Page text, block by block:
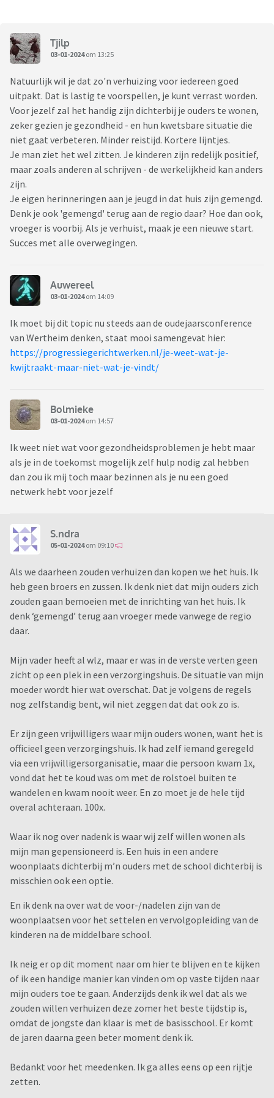
Tjilp
03-01-2024om 13:25
Natuurlijk wil je dat zo'n verhuizing voor iedereen goed
uitpakt. Dat is lastig te voorspellen, je kunt verrast worden.
Voor jezelf zal het handig zijn dichterbij je ouders te wonen,
zeker gezien je gezondheid - en hun kwetsbare situatie die
niet gaat verbeteren. Minder reistijd. Kortere lijntjes.
Je man ziet het wel zitten. Je kinderen zijn redelijk positief,
maar zoals anderen al schrijven - de werkelijkheid kan anders
zijn.
Je eigen herinneringen aan je jeugd in dat huis zijn gemengd.
Denk je ook 'gemengd' terug aan de regio daar? Hoe dan ook,
vroeger is voorbij. Als je verhuist, maak je een nieuwe start.
Succes met alle overwegingen.
Auwereel
03-01-2024om 14:09
Ik moet bij dit topic nu steeds aan de oudejaarsconference
van Wertheim denken, staat mooi samengevat hier:
https://progressiegerichtwerken.nl/je-weet-wat-je-
kwijtraakt-maar-niet-wat-je-vindt/
Bolmieke
03-01-2024om 14:57
Ik weet niet wat voor gezondheidsproblemen je hebt maar
als je in de toekomst mogelijk zelf hulp nodig zal hebben
dan zou ik mij toch maar bezinnen als je nu een goed
netwerk hebt voor jezelf
S.ndra
05-01-2024om 09:10
Als we daarheen zouden verhuizen dan kopen we het huis. Ik
heb geen broers en zussen. Ik denk niet dat mijn ouders zich
zouden gaan bemoeien met de inrichting van het huis. Ik
denk ‘gemengd’ terug aan vroeger mede vanwege de regio
daar.
Mijn vader heeft al wlz, maar er was in de verste verten geen
zicht op een plek in een verzorgingshuis. De situatie van mijn
moeder wordt hier wat overschat. Dat je volgens de regels
nog zelfstandig bent, wil niet zeggen dat dat ook zo is.
Er zijn geen vrijwilligers waar mijn ouders wonen, want het is
officieel geen verzorgingshuis. Ik had zelf iemand geregeld
via een vrijwilligersorganisatie, maar die persoon kwam 1x,
vond dat het te koud was om met de rolstoel buiten te
wandelen en kwam nooit weer. En zo moet je de hele tijd
overal achteraan. 100x.
Waar ik nog over nadenk is waar wij zelf willen wonen als
mijn man gepensioneerd is. Een huis in een andere
woonplaats dichterbij m’n ouders met de school dichterbij is
misschien ook een optie.
En ik denk na over wat de voor-/nadelen zijn van de
woonplaatsen voor het settelen en vervolgopleiding van de
kinderen na de middelbare school.
Ik neig er op dit moment naar om hier te blijven en te kijken
of ik een handige manier kan vinden om op vaste tijden naar
mijn ouders toe te gaan. Anderzijds denk ik wel dat als we
zouden willen verhuizen deze zomer het beste tijdstip is,
omdat de jongste dan klaar is met de basisschool. Er komt
de jaren daarna geen beter moment denk ik.
Bedankt voor het meedenken. Ik ga alles eens op een rijtje
zetten.